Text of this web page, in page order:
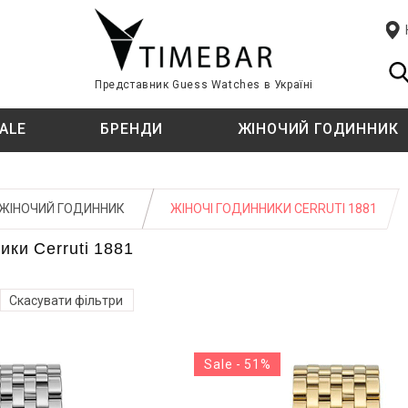
Представник Guess Watches в Україні
БРЕНДИ
T
TISSOT
TIMBERLAND
W WELDER
ЖІНОЧИЙ ГОДИННИК
ТИП КРІПЛЕННЯ
ТИП КРІПЛЕННЯ
ГОДИННИК ЖІНОЧІ ГОДИННИКИ CERRUTI 1881
Cerruti 1881
Скасувати фільтри
Sale - 51%